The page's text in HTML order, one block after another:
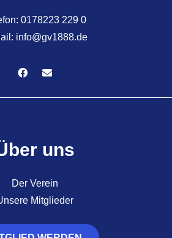
0178223 229 0
info@gv1888.de
uns
Der Verein
Mitglieder